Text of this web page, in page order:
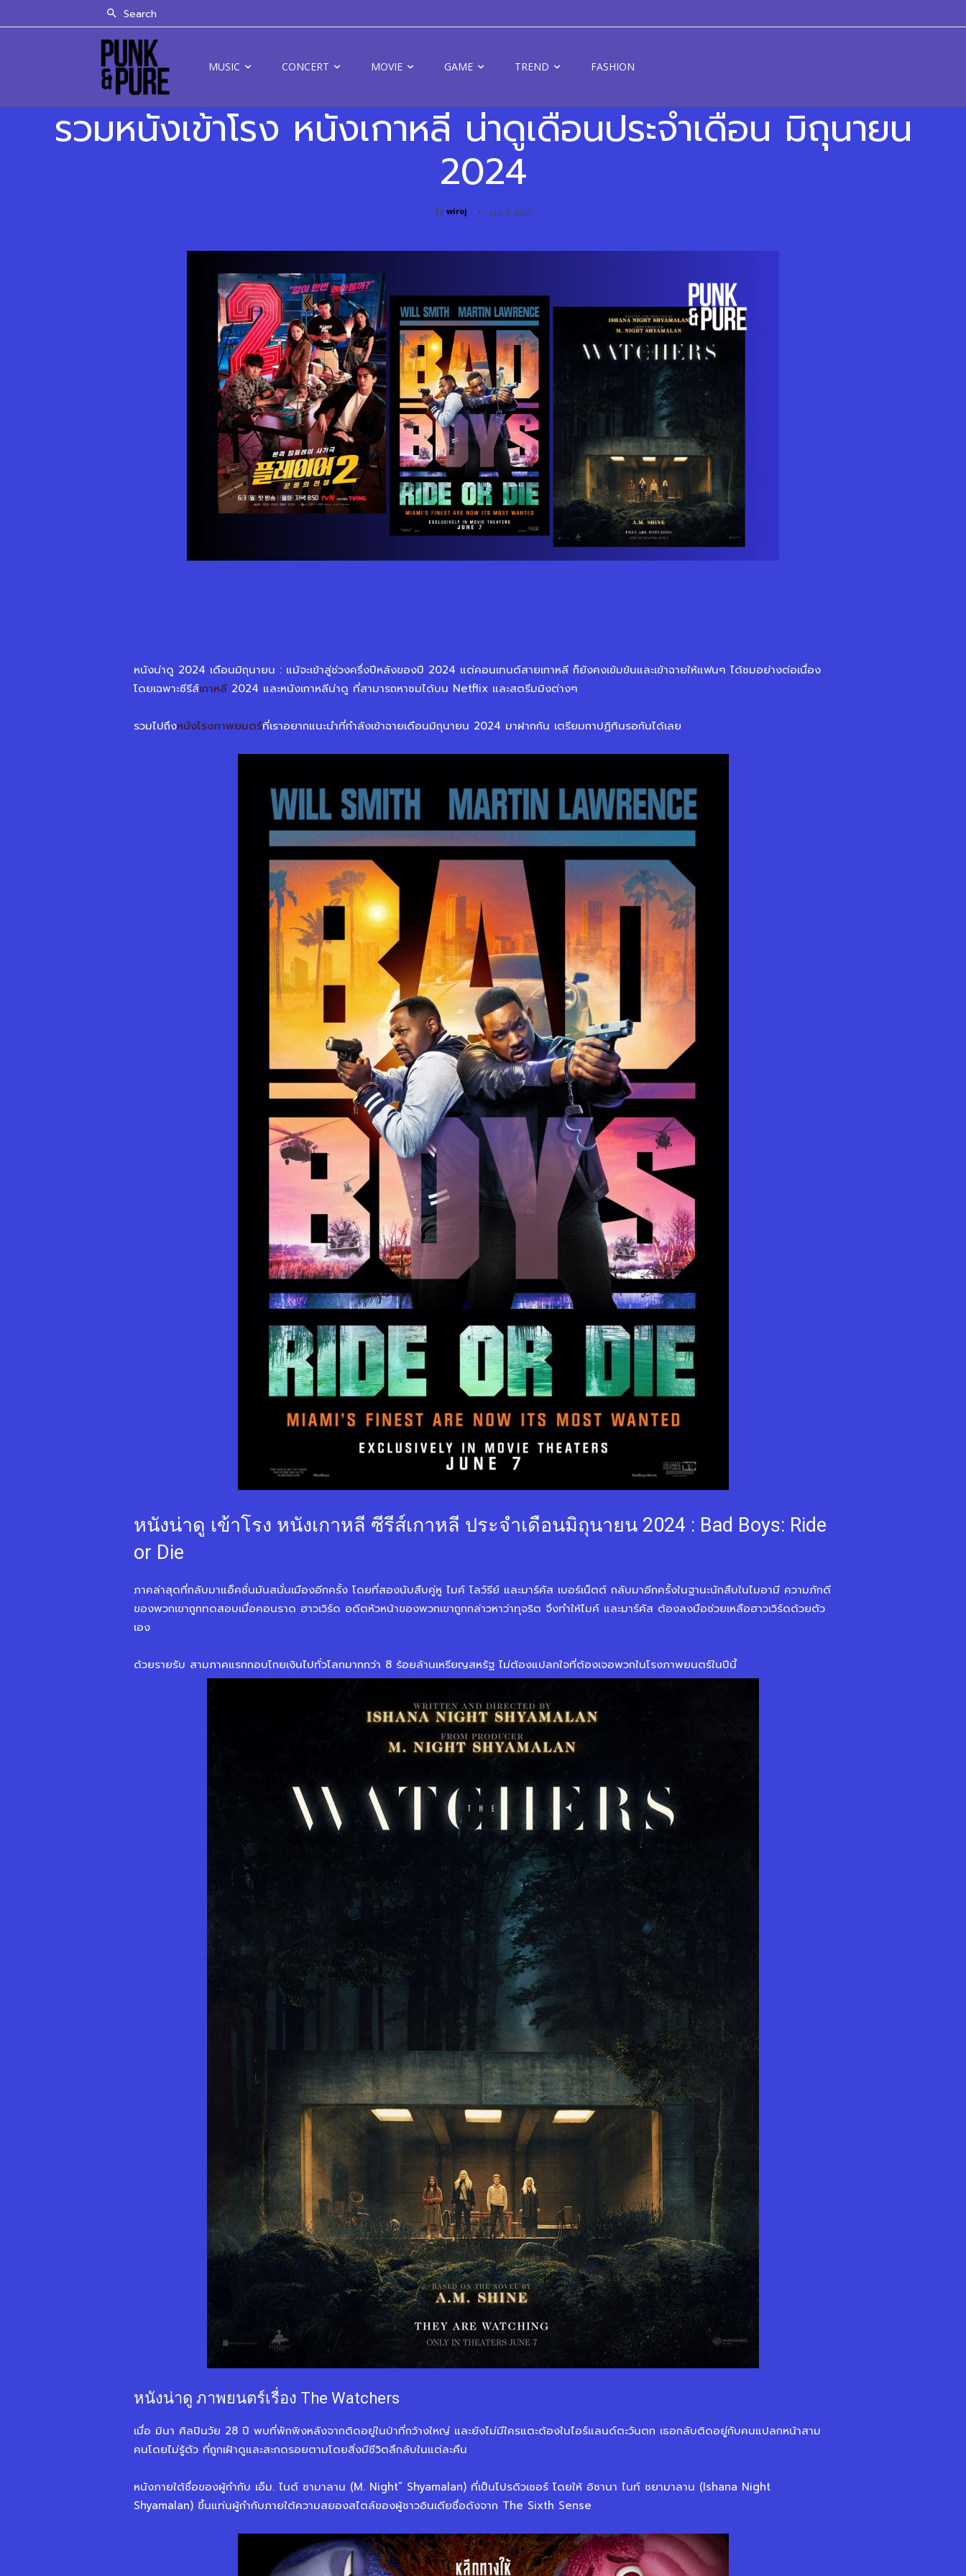
Search
MUSIC CONCERT MOVIE GAME TREND FASHION
รวมหนังเข้าโรง หนังเกาหลี น่าดูเดือนประจำเดือน มิถุนายน
2024
By wiroj July 7, 2024
หนังน่าดู 2024 เดือนมิถุนายน : แม้จะเข้าสู่ช่วงครึ่งปีหลังของปี 2024 แต่คอนเทนต์สายเกาหลี ก็ยังคงเข้มข้นและเข้าฉายให้แฟนๆ ได้ชมอย่างต่อเนื่อง
โดยเฉพาะซีรีส์เกาหลี 2024 และหนังเกาหลีน่าดู ที่สามารถหาชมได้บน Netflix และสตรีมมิงต่างๆ
รวมไปถึงหนังโรงภาพยนตร์ที่เราอยากแนะนำที่กำลังเข้าฉายเดือนมิถุนายน 2024 มาฝากกัน เตรียมกาปฏิทินรอกันได้เลย
หนังน่าดู เข้าโรง หนังเกาหลี ซีรีส์เกาหลี ประจำเดือนมิถุนายน 2024 : Bad Boys: Ride
or Die
ภาคล่าสุดที่กลับมาแอ็คชั่นมันสนั่นเมืองอีกครั้ง โดยที่สองนับสืบคู่หู ไมค์ โลว์รีย์ และมาร์คัส เบอร์เน็ตต์ กลับมาอีกครั้งในฐานะนักสืบในไมอามี ความภักดี
ของพวกเขาถูกทดสอบเมื่อคอนราด ฮาวเวิร์ด อดีตหัวหน้าของพวกเขาถูกกล่าวหาว่าทุจริต จึงทำให้ไมค์ และมาร์คัส ต้องลงมือช่วยเหลือฮาวเวิร์ดด้วยตัว
เอง
ด้วยรายรับ สามภาคแรกกอบโกยเงินไปทั่วโลกมากกว่า 8 ร้อยล้านเหรียญสหรัฐ ไม่ต้องแปลกใจที่ต้องเจอพวกในโรงภาพยนตร์ในปีนี้
หนังน่าดู ภาพยนตร์เรื่อง The Watchers
เมื่อ มินา ศิลปินวัย 28 ปี พบที่พักพิงหลังจากติดอยู่ในป่าที่กว้างใหญ่ และยังไม่มีใครแตะต้องในไอร์แลนด์ตะวันตก เธอกลับติดอยู่กับคนแปลกหน้าสาม
คนโดยไม่รู้ตัว ที่ถูกเฝ้าดูและสะกดรอยตามโดยสิ่งมีชีวิตลึกลับในแต่ละคืน
หนังภายใต้ชื่อของผู้กำกับ เอ็ม. ไนต์ ชามาลาน (M. Night” Shyamalan) ที่เป็นโปรดิวเซอร์ โดยให้ อิชานา ไนท์ ชยามาลาน (Ishana Night
Shyamalan) ขึ้นแท่นผู้กำกับภายใต้ความสยองสไตล์ของผู้ชาวอินเดียชื่อดังจาก The Sixth Sense